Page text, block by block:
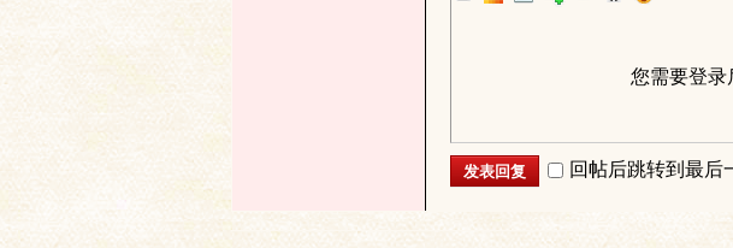
您需要登录
发表回复 回帖后跳转到最后